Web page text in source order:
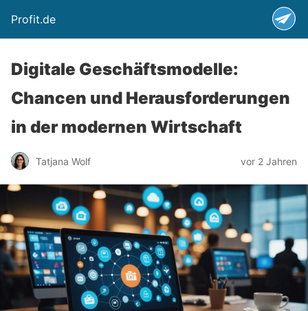
Profit.de
Digitale Geschäftsmodelle:
Chancen und Herausforderungen
in der modernen Wirtschaft
Tatjana Wolf vor 2 Jahren